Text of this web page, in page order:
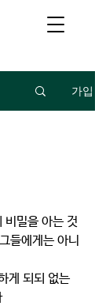
가입
비밀을 아는 것
들에게는 아니
게 되되 없는